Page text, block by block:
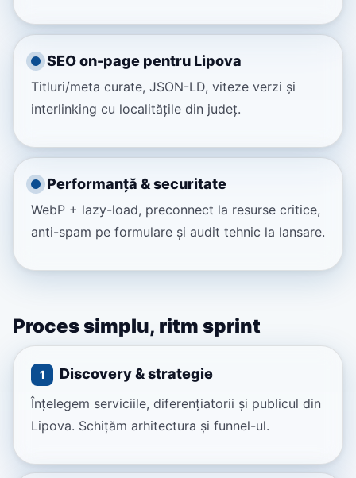
SEO on-page pentru Lipova
Titluri/meta curate, JSON-LD, viteze verzi și
interlinking cu localitățile din județ.
Performanță & securitate
WebP + lazy-load, preconnect la resurse critice,
anti-spam pe formulare și audit tehnic la lansare.
Proces simplu, ritm sprint
1 Discovery & strategie
Înțelegem serviciile, diferențiatorii și publicul din
Lipova. Schițăm arhitectura și funnel-ul.